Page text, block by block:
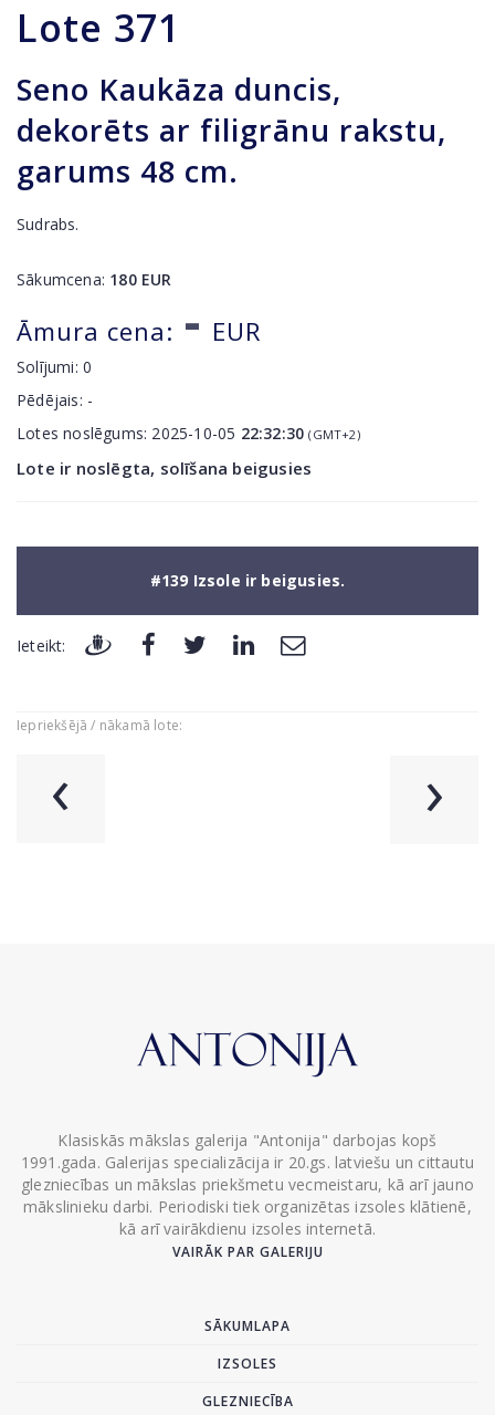
Lote 371
Seno Kaukāza duncis,
dekorēts ar filigrānu rakstu,
garums 48 cm.
Sudrabs.
Sākumcena: 180EUR
Āmura cena: - EUR
Solījumi:0
Pēdējais: -
Lotes noslēgums: 2025-10-05 22:32:30 (GMT+2)
Lote ir noslēgta, solīšana beigusies
#139 Izsole ir beigusies.
Ieteikt:
Iepriekšējā / nākamā lote:
‹ ›
Klasiskās mākslas galerija "Antonija" darbojas kopš
1991.gada. Galerijas specializācija ir 20.gs. latviešu un cittautu
glezniecības un mākslas priekšmetu vecmeistaru, kā arī jauno
mākslinieku darbi. Periodiski tiek organizētas izsoles klātienē,
kā arī vairākdienu izsoles internetā.
VAIRĀK PAR GALERIJU
SĀKUMLAPA
IZSOLES
GLEZNIECĪBA